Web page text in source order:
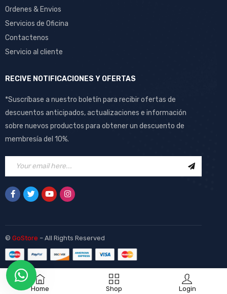
Home Shop Login
Ordenes & Envios
Servicios de Oficina
Contactenos
Servicio al cliente
RECIVE NOTIFICACIONES Y OFERTAS
*Suscríbase a nuestro boletín para recibir ofertas de
descuentos anticipados, actualizaciones e información
sobre nuevos productos para obtener un descuento de
membresía del 10%.
© GoStore – All Rights Reserved